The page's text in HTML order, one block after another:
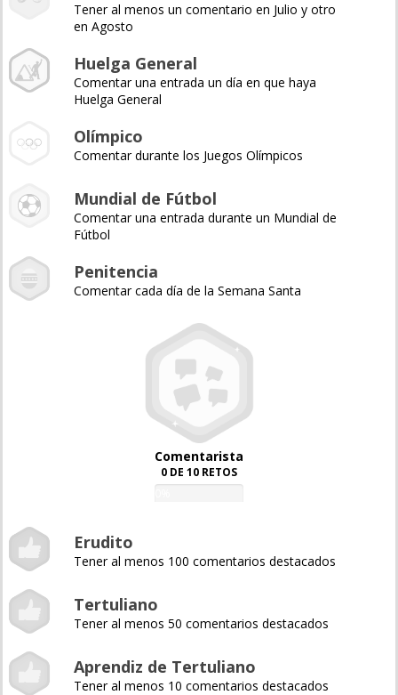
Tener al menos un comentario en Julio y otro
en Agosto
Huelga General
Comentar una entrada un día en que haya
Huelga General
Olímpico
Comentar durante los Juegos Olímpicos
Mundial de Fútbol
Comentar una entrada durante un Mundial de
Fútbol
Penitencia
Comentar cada día de la Semana Santa
Comentarista
0 DE 10 RETOS
Erudito
Tener al menos 100 comentarios destacados
Tertuliano
Tener al menos 50 comentarios destacados
Aprendiz de Tertuliano
Tener al menos 10 comentarios destacados